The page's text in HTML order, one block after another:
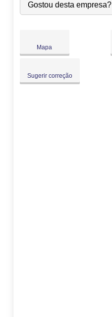
Ter:
09:00-18:00
Qua:
09:00-18:00
Sáb:
Fechado
Gostou desta empresa?
Mapa
Sugerir correção